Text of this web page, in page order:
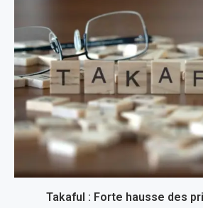
Takaful : Forte hausse des